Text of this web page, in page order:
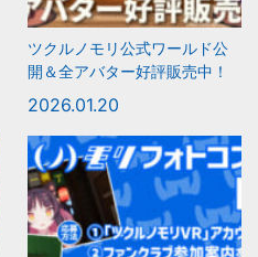
ツクルノモリ公式ワールド公
開＆全アバター好評販売中！
2026.01.20